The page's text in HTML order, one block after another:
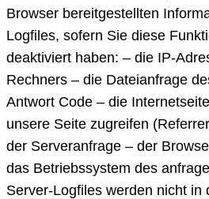
Browser bereitgestellten
Logfiles, sofern Sie diese
deaktiviert haben: – die IP-
Rechners – die Dateianfrage
Antwort Code – die
unsere Seite zugreifen
der Serveranfrage – der
das Betriebssystem des
Server-Logfiles werden nicht in